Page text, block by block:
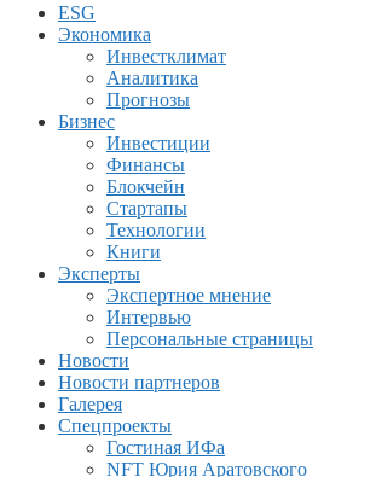
ESG
Экономика
Инвестклимат
Аналитика
Прогнозы
Бизнес
Инвестиции
Финансы
Блокчейн
Стартапы
Технологии
Книги
Эксперты
Экспертное мнение
Интервью
Персональные страницы
Новости
Новости партнеров
Галерея
Спецпроекты
Гостиная ИФа
NFT Юрия Аратовского